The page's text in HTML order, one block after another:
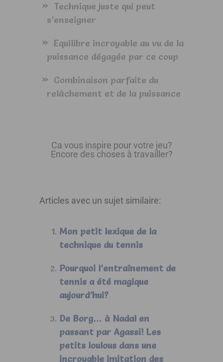
Technique juste qui peut
s’enseigner
Equilibre incroyable au vu de la
puissance dégagée par ce coup
Combinaison parfaite du
relâchement et de la puissance
Ca vous inspire pour votre jeu?
Encore des choses à travailler?
Articles avec un sujet similaire:
Mon petit lexique de la
technique du tennis
Pourquoi l’entraînement de
tennis a été magique
aujourd’hui?
De Borg… à Nadal en
passant par Agassi! Les
petits loulous dans une
incroyable imitation des